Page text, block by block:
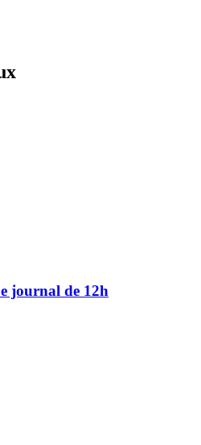
journal de 12h